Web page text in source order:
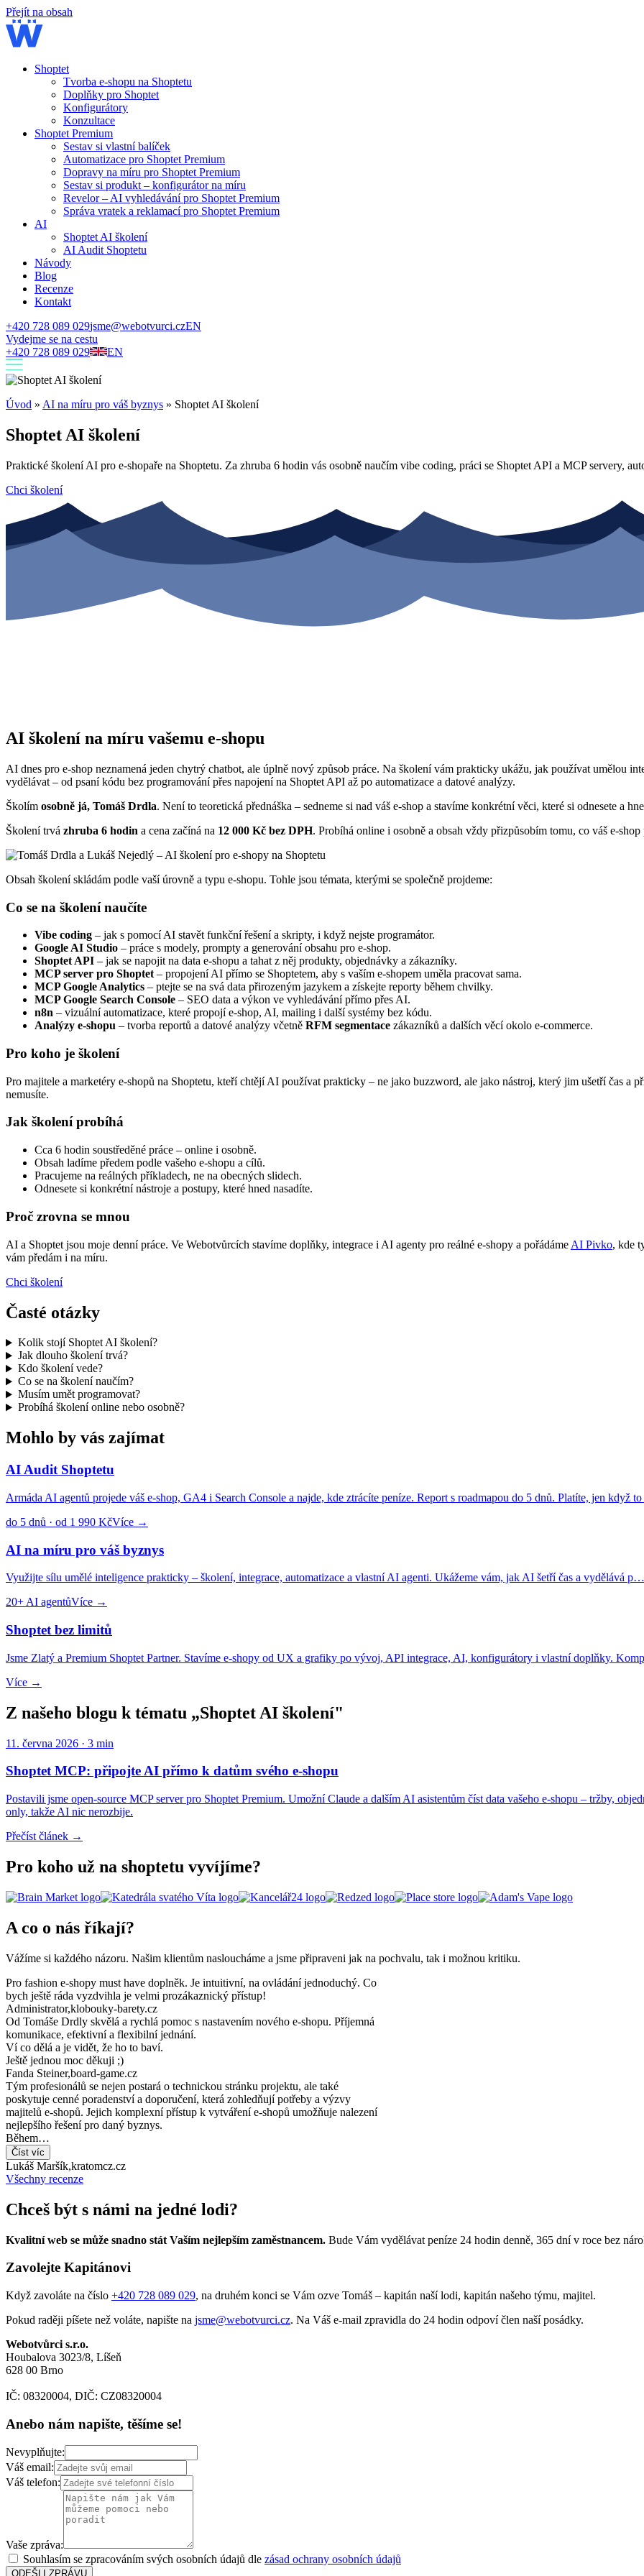
Přejít na obsah
Shoptet
Tvorba e-shopu na Shoptetu
Doplňky pro Shoptet
Konfigurátory
Konzultace
Shoptet Premium
Sestav si vlastní balíček
Automatizace pro Shoptet Premium
Dopravy na míru pro Shoptet Premium
Sestav si produkt – konfigurátor na míru
Revelor – AI vyhledávání pro Shoptet Premium
Správa vratek a reklamací pro Shoptet Premium
AI
Shoptet AI školení
AI Audit Shoptetu
Návody
Blog
Recenze
Kontakt
+420 728 089 029jsme@webotvurci.czEN
Vydejme se na cestu
+420 728 089 029
EN
Úvod » AI na míru pro váš byznys » Shoptet AI školení
Shoptet AI školení
Praktické školení AI pro e-shopaře na Shoptetu. Za zhruba 6 hodin vás osobně naučím vibe coding, práci se Shoptet API a MCP servery,
Chci školení
AI školení na míru vašemu e-shopu
AI dnes pro e-shop neznamená jeden chytrý chatbot, ale úplně nový způsob práce. Na školení vám prakticky ukážu, jak používat umělou
vydělávat – od psaní kódu bez programování přes napojení na Shoptet API až po automatizace a datové analýzy.
Školím osobně já, Tomáš Drdla. Není to teoretická přednáška – sedneme si nad váš e-shop a stavíme konkrétní věci, které si odnesete a
Školení trvá zhruba 6 hodin a cena začíná na 12 000 Kč bez DPH. Probíhá online i osobně a obsah vždy přizpůsobím tomu, co váš e-shop
Obsah školení skládám podle vaší úrovně a typu e-shopu. Tohle jsou témata, kterými se společně projdeme:
Co se na školení naučíte
Vibe coding – jak s pomocí AI stavět funkční řešení a skripty, i když nejste programátor.
Google AI Studio – práce s modely, prompty a generování obsahu pro e-shop.
Shoptet API – jak se napojit na data e-shopu a tahat z něj produkty, objednávky a zákazníky.
MCP server pro Shoptet – propojení AI přímo se Shoptetem, aby s vaším e-shopem uměla pracovat sama.
MCP Google Analytics – ptejte se na svá data přirozeným jazykem a získejte reporty během chvilky.
MCP Google Search Console – SEO data a výkon ve vyhledávání přímo přes AI.
n8n – vizuální automatizace, které propojí e-shop, AI, mailing i další systémy bez kódu.
Analýzy e-shopu – tvorba reportů a datové analýzy včetně RFM segmentace zákazníků a dalších věcí okolo e-commerce.
Pro koho je školení
Pro majitele a marketéry e-shopů na Shoptetu, kteří chtějí AI používat prakticky – ne jako buzzword, ale jako nástroj, který jim ušetří čas a
nemusíte.
Jak školení probíhá
Cca 6 hodin soustředěné práce – online i osobně.
Obsah ladíme předem podle vašeho e-shopu a cílů.
Pracujeme na reálných příkladech, ne na obecných slidech.
Odnesete si konkrétní nástroje a postupy, které hned nasadíte.
Proč zrovna se mnou
AI a Shoptet jsou moje denní práce. Ve Webotvůrcích stavíme doplňky, integrace i AI agenty pro reálné e-shopy a pořádáme AI Pivko, kde
vám předám i na míru.
Chci školení
Časté otázky
Kolik stojí Shoptet AI školení?
Jak dlouho školení trvá?
Kdo školení vede?
Co se na školení naučím?
Musím umět programovat?
Probíhá školení online nebo osobně?
Mohlo by vás zajímat
AI Audit Shoptetu
Armáda AI agentů projede váš e-shop, GA4 i Search Console a najde, kde ztrácíte peníze. Report s roadmapou do 5 dnů. Platíte, jen když
do 5 dnů · od 1 990 KčVíce →
AI na míru pro váš byznys
Využijte sílu umělé inteligence prakticky – školení, integrace, automatizace a vlastní AI agenti. Ukážeme vám, jak AI šetří čas a vydělává p…
20+ AI agentůVíce →
Shoptet bez limitů
Jsme Zlatý a Premium Shoptet Partner. Stavíme e-shopy od UX a grafiky po vývoj, API integrace, AI, konfigurátory i vlastní doplňky.
Více →
Z našeho blogu k tématu „Shoptet AI školení"
11. června 2026 · 3 min
Shoptet MCP: připojte AI přímo k datům svého e-shopu
Postavili jsme open-source MCP server pro Shoptet Premium. Umožní Claude a dalším AI asistentům číst data vašeho e-shopu – tržby,
only, takže AI nic nerozbije.
Přečíst článek →
Pro koho už na shoptetu vyvíjíme?
A co o nás říkají?
Vážíme si každého názoru. Našim klientům nasloucháme a jsme připraveni jak na pochvalu, tak i možnou kritiku.
Pro fashion e-shopy must have doplněk. Je intuitivní, na ovládání jednoduchý. Co
bych ještě ráda vyzdvihla je velmi prozákaznický přístup!
Administrator,klobouky-barety.cz
Od Tomáše Drdly skvělá a rychlá pomoc s nastavením nového e-shopu. Příjemná
komunikace, efektivní a flexibilní jednání.
Ví co dělá a je vidět, že ho to baví.
Ještě jednou moc děkuji ;)
Fanda Steiner,board-game.cz
Tým profesionálů se nejen postará o technickou stránku projektu, ale také
poskytuje cenné poradenství a doporučení, která zohledňují potřeby a výzvy
majitelů e-shopů. Jejich komplexní přístup k vytváření e-shopů umožňuje nalezení
nejlepšího řešení pro daný byznys.
Během…
Číst víc
Lukáš Maršík,kratomcz.cz
Všechny recenze
Chceš být s námi na jedné lodi?
Kvalitní web se může snadno stát Vaším nejlepším zaměstnancem. Bude Vám vydělávat peníze 24 hodin denně, 365 dní v roce bez
Zavolejte Kapitánovi
Když zavoláte na číslo +420 728 089 029, na druhém konci se Vám ozve Tomáš – kapitán naší lodi, kapitán našeho týmu, majitel.
Pokud raději píšete než voláte, napište na jsme@webotvurci.cz. Na Váš e-mail zpravidla do 24 hodin odpoví člen naší posádky.
Webotvůrci s.r.o.
Houbalova 3023/8, Líšeň
628 00 Brno
IČ: 08320004, DIČ: CZ08320004
Anebo nám napište, těšíme se!
Nevyplňujte:
Váš email:
Váš telefon:
Vaše zpráva:
Souhlasím se zpracováním svých osobních údajů dle zásad ochrany osobních údajů
ODEŠLI ZPRÁVU